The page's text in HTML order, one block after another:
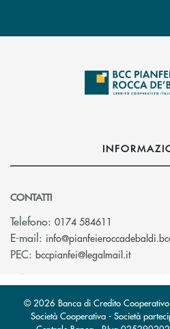
CONTATTI
Telefono: 0174 584611
E-mail:
PEC: bccpianfei@legalmail.it(si apre
© 2026 Banca di Credito
Società Cooperativa - Società